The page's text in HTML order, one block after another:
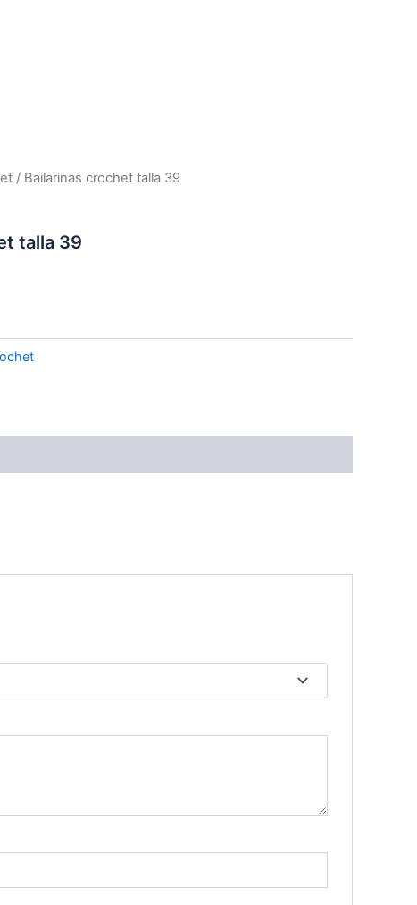
/ Bailarinas crochet talla 39
talla 39